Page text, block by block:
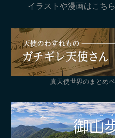
イラストや漫画はこち
真天使世界のまとめ